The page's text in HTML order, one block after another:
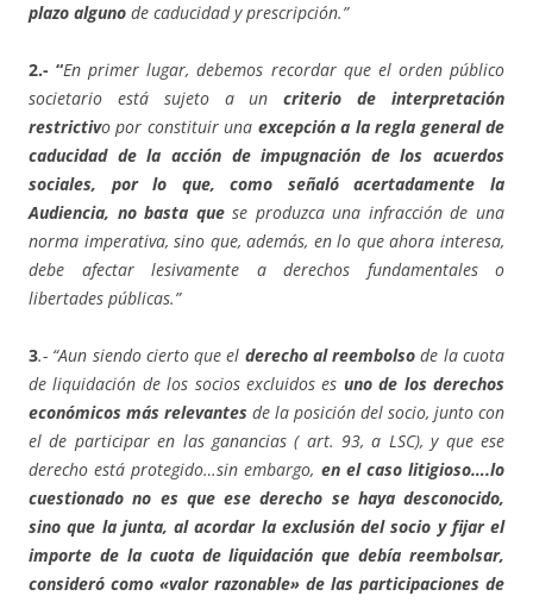
plazo alguno de caducidad y prescripción.”
2.- “En primer lugar, debemos recordar que el orden público
societario está sujeto a uncriterio de interpretación
restrictivo por constituir una excepción a la regla general de
caducidad de la acción de impugnación de los acuerdos
sociales, por lo que, como señaló acertadamente la
Audiencia, no basta quese produzca una infracción de una
norma imperativa, sino que, además, en lo que ahora interesa,
debe afectar lesivamente a derechos fundamentales o
libertades públicas.”
3.- “Aun siendo cierto que el derecho al reembolso de la cuota
de liquidación de los socios excluidos es uno de los derechos
económicos más relevantes de la posición del socio, junto con
el de participar en las ganancias ( art. 93, a LSC), y que ese
derecho está protegido…sin embargo, en el caso litigioso….lo
cuestionado no es que ese derecho se haya desconocido,
sino que la junta, al acordar la exclusión del socio y fijar el
importe de la cuota de liquidación que debía reembolsar,
consideró como «valor razonable» de las participaciones de